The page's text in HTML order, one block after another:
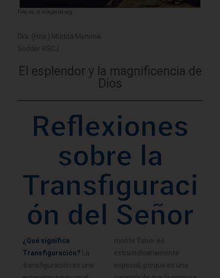
Foto: es.m.wikipedia.org
Dra. (Hna.) Mudita Menona
Sodder RSCJ
El esplendor y la magnificencia de
Dios
Reflexiones
sobre la
Transfiguraci
ón del Señor
¿Qué significa
Transfiguración? La
transfiguración es una
monte Tabor es
extraordinariamente
especial, porque es una